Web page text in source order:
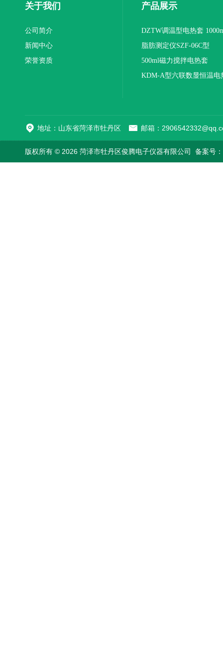
关于我们
公司简介
新闻中心
荣誉资质
产品展示
DZTW调温型电热套
联
脂肪测定仪SZF-06C型
500ml磁力搅拌电热套
KDM-A型六联数显恒温电
地址：山东省菏泽市牡丹区 邮箱：
版权所有 © 2026 菏泽市牡丹区俊腾电子仪器有限公司 备案号